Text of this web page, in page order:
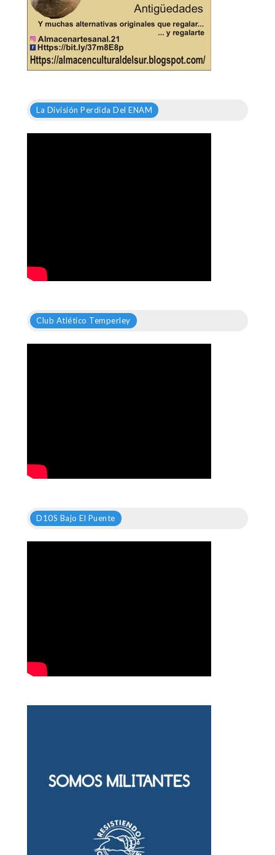
La División Perdida Del ENAM
Club Atlético Temperley
D10S Bajo El Puente